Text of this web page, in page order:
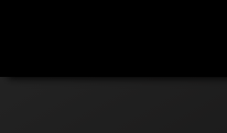
contenido